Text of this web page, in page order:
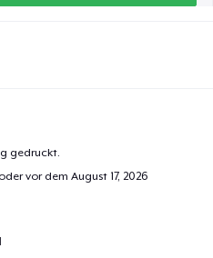
gedruckt.
vor demAugust 17, 2026